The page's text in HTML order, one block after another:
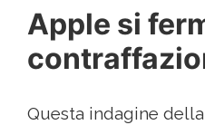
Apple si
Questa indagine